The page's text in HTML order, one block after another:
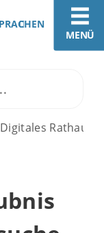
MENÜ
Digitales Rathaus